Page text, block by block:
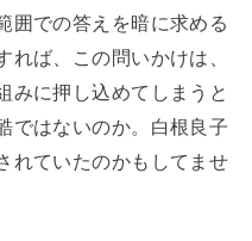
囲での答えを暗に求める
れば、この問いかけは、
みに押し込めてしまうと
ではないのか。白根良子
れていたのかもしてませ